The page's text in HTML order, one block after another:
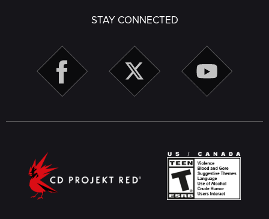
STAY CONNECTED